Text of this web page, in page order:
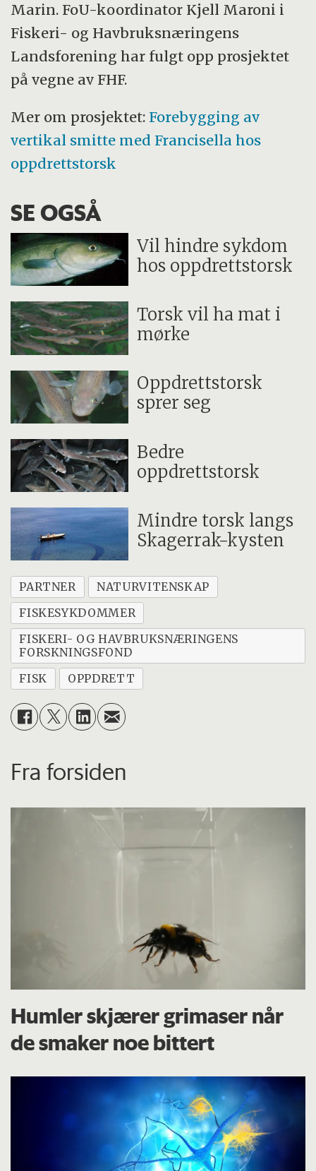
Marin. FoU-koordinator Kjell Maroni i
Fiskeri- og Havbruksnæringens
Landsforening har fulgt opp prosjektet
på vegne av FHF.
Mer om prosjektet:Forebygging av
vertikal smitte med Francisella hos
oppdrettstorsk
SE OGSÅ
Vil hindre sykdom
hos oppdrettstorsk
Torsk vil ha mat i
mørke
Oppdrettstorsk
sprer seg
Bedre
oppdrettstorsk
Mindre torsk langs
Skagerrak-kysten
PARTNER
NATURVITENSKAP
FISKESYKDOMMER
FISKERI- OG HAVBRUKSNÆRINGENS
FORSKNINGSFOND
FISK
OPPDRETT
Fra forsiden
Humler skjærer grimaser når
de smaker noe bittert